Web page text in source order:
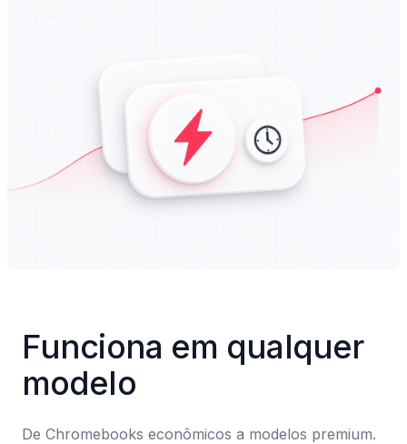
Funciona em qualquer
modelo
De Chromebooks econômicos a modelos premium.